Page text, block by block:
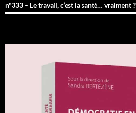
n°333 – Le travail, c’est la santé… vraiment ?